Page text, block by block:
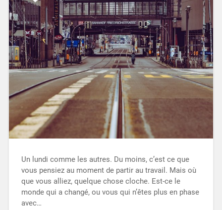
Un lundi comme les autres. Du moins, c’est ce que
vous pensiez au moment de partir au travail. Mais où
que vous alliez, quelque chose cloche. Est-ce le
monde qui a changé, ou vous qui n’êtes plus en phase
avec…